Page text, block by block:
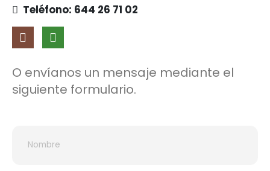
Teléfono: 644 26 71 02
O envíanos un mensaje mediante el
siguiente formulario.